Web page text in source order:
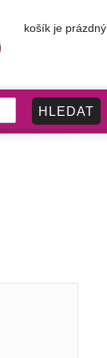
košík je prázdný